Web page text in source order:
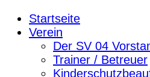
Startseite
Verein
Der SV 04
Trainer / Betreuer